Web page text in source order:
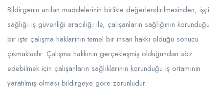
Bildirgenin anılan maddelerinin birlikte değerlendirilmesinden, işçi
sağlığı iş güvenliği aracılığı ile, çalışanların sağlığının korunduğu
bir işte çalışma haklarının temel bir insan hakkı olduğu sonucu
çıkmaktadır. Çalışma hakkının gerçekleşmiş olduğundan söz
edebilmek için çalışanların sağlıklarının korunduğu iş ortamının
yaratılmış olması bildirgeye göre zorunludur.